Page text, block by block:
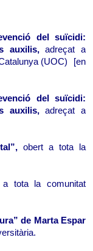
del suïcidi:
auxilis, adreçat a
(UOC)
[en
del suïcidi:
auxilis, adreçat a
obert a tota la
a tota la comunitat
de Marta Espar